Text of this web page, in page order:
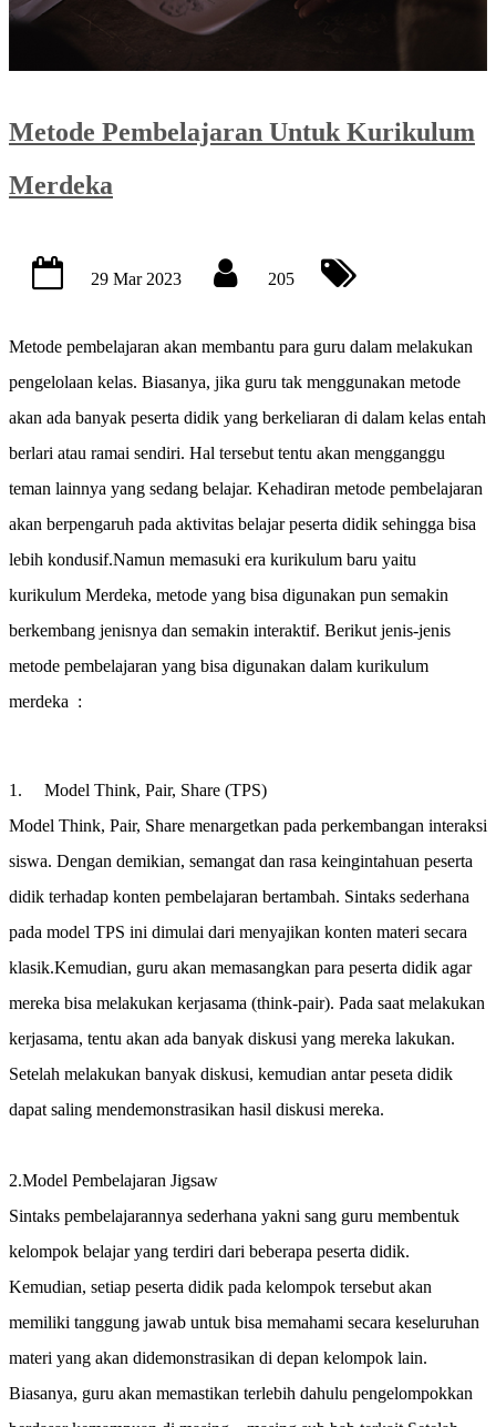
Metode Pembelajaran Untuk Kurikulum
Merdeka
29 Mar 2023 205
Metode pembelajaran akan membantu para guru dalam melakukan
pengelolaan kelas. Biasanya, jika guru tak menggunakan metode
akan ada banyak peserta didik yang berkeliaran di dalam kelas entah
berlari atau ramai sendiri. Hal tersebut tentu akan mengganggu
teman lainnya yang sedang belajar. Kehadiran metode pembelajaran
akan berpengaruh pada aktivitas belajar peserta didik sehingga bisa
lebih kondusif.Namun memasuki era kurikulum baru yaitu
kurikulum Merdeka, metode yang bisa digunakan pun semakin
berkembang jenisnya dan semakin interaktif. Berikut jenis-jenis
metode pembelajaran yang bisa digunakan dalam kurikulum
merdeka :
1. Model Think, Pair, Share (TPS)
Model Think, Pair, Share menargetkan pada perkembangan interaksi
siswa. Dengan demikian, semangat dan rasa keingintahuan peserta
didik terhadap konten pembelajaran bertambah. Sintaks sederhana
pada model TPS ini dimulai dari menyajikan konten materi secara
klasik.Kemudian, guru akan memasangkan para peserta didik agar
mereka bisa melakukan kerjasama (think-pair). Pada saat melakukan
kerjasama, tentu akan ada banyak diskusi yang mereka lakukan.
Setelah melakukan banyak diskusi, kemudian antar peseta didik
dapat saling mendemonstrasikan hasil diskusi mereka.
2.Model Pembelajaran Jigsaw
Sintaks pembelajarannya sederhana yakni sang guru membentuk
kelompok belajar yang terdiri dari beberapa peserta didik.
Kemudian, setiap peserta didik pada kelompok tersebut akan
memiliki tanggung jawab untuk bisa memahami secara keseluruhan
materi yang akan didemonstrasikan di depan kelompok lain.
Biasanya, guru akan memastikan terlebih dahulu pengelompokkan